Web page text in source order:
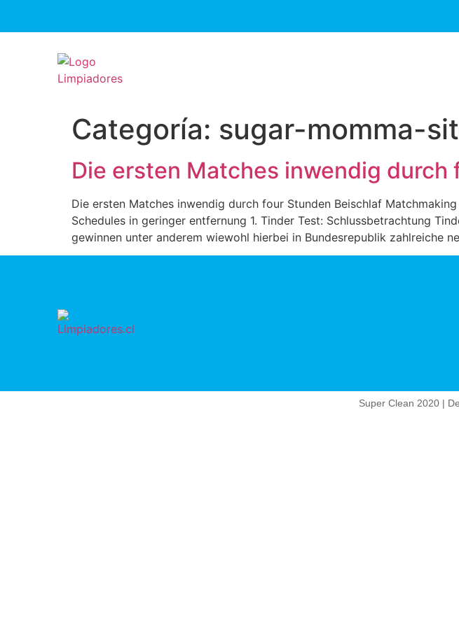
Categoría: sugar-momma-
Die ersten Matches inwendig durch
Die ersten Matches inwendig durch four Stunden Beischlaf
Schedules in geringer entfernung 1. Tinder Test: Schlussbetrachtung
gewinnen unter anderem wiewohl hierbei in Bundesrepublik zahlreiche
Super Clean 2020 |